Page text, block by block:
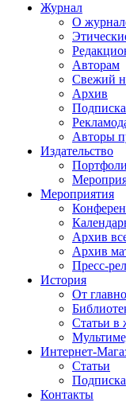
Журнал
О
Авторам
Свежий
Архив
Подписка
Авторы
Издательство
Мероприятия
Архив
Архив
Пресс-
История
От
Статьи в
Интернет-
Статьи
Подписка
Контакты